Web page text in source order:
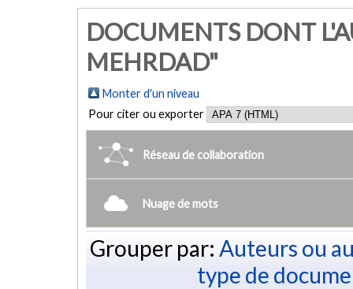
DOCUMENTS DONT
MEHRDAD"
Monter d'un niveau
Pour citer ou exporter
Réseau de collaboration
Nuage de mots
Grouper par: Auteurs ou
type de